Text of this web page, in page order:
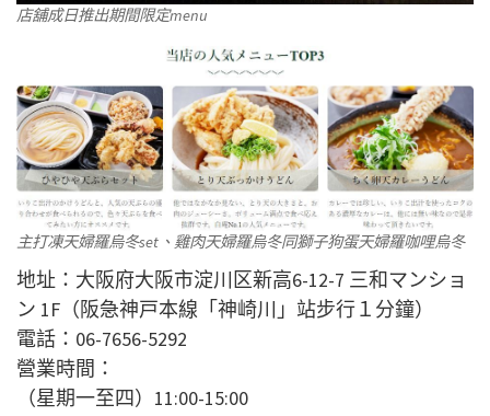
店舖成日推出期間限定menu
主打凍天婦羅烏冬set、雞肉天婦羅烏冬同獅子狗蛋天婦羅咖哩烏冬
地址：大阪府大阪市淀川区新高6-12-7 三和マンショ
ン 1F（阪急神戸本線「神崎川」站步行１分鐘）
電話：06-7656-5292
營業時間：
（星期一至四）11:00-15:00